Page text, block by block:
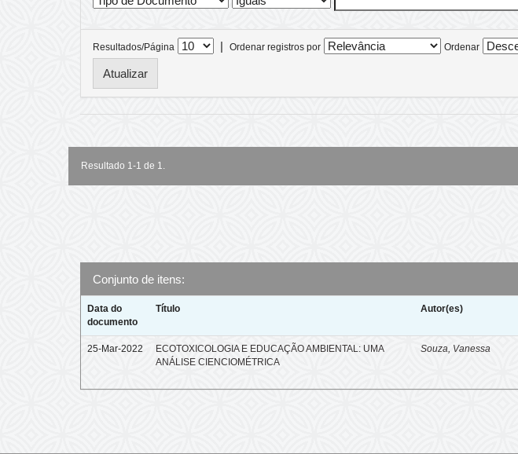
Resultados/Página | Ordenar registros por Ordenar
Resultado 1-1 de 1.
Conjunto de itens:
Data do
documento
Título Autor(es)
25-Mar-2022
ECOTOXICOLOGIA E EDUCAÇÃO AMBIENTAL: UMA
ANÁLISE CIENCIOMÉTRICA
Souza, Vanessa